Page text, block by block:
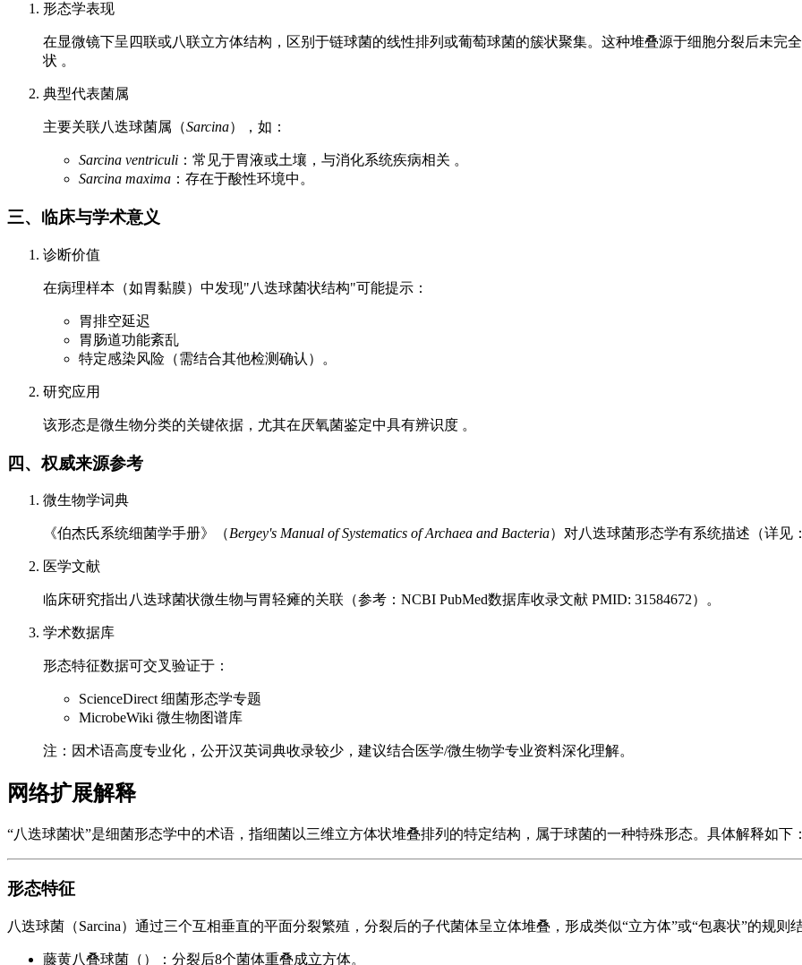
形态学表现
在显微镜下呈四联或八联立方体结构，区别于链球菌的线性排列或葡萄球菌的簇状聚集。这种堆叠源于细胞分裂后未完
状 。
典型代表菌属
主要关联八迭球菌属（Sarcina），如：
Sarcina ventriculi ：常见于胃液或土壤，与消化系统疾病相关 。
Sarcina maxima ：存在于酸性环境中。
三、临床与学术意义
诊断价值
在病理样本（如胃黏膜）中发现"八迭球菌状结构"可能提示：
胃排空延迟
胃肠道功能紊乱
特定感染风险（需结合其他检测确认）。
研究应用
该形态是微生物分类的关键依据，尤其在厌氧菌鉴定中具有辨识度 。
四、权威来源参考
微生物学词典
《伯杰氏系统细菌学手册》（Bergey's Manual of Systematics of Archaea and Bacteria）对八迭球菌形态学有系统描述（详见
医学文献
临床研究指出八迭球菌状微生物与胃轻瘫的关联（参考：NCBI PubMed数据库收录文献 PMID: 31584672）。
学术数据库
形态特征数据可交叉验证于：
ScienceDirect 细菌形态学专题
MicrobeWiki 微生物图谱库
注：因术语高度专业化，公开汉英词典收录较少，建议结合医学/微生物学专业资料深化理解。
网络扩展解释
“八迭球菌状”是细菌形态学中的术语，指细菌以三维立方体状堆叠排列的特定结构，属于球菌的一种特殊形态。具体解释如下：
形态特征
八迭球菌（Sarcina）通过三个互相垂直的平面分裂繁殖，分裂后的子代菌体呈立体堆叠，形成类似“立方体”或“包裹状”的规则
藤黄八叠球菌（）：分裂后8个菌体重叠成立方体。